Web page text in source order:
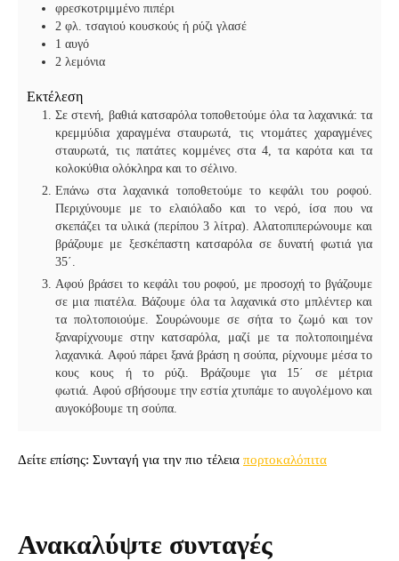
φρεσκοτριμμένο πιπέρι
2 φλ. τσαγιού κουσκούς ή ρύζι γλασέ
1 αυγό
2 λεμόνια
Εκτέλεση
Σε στενή, βαθιά κατσαρόλα τοποθετούμε όλα τα λαχανικά: τα
κρεμμύδια χαραγμένα σταυρωτά, τις ντομάτες χαραγμένες
σταυρωτά, τις πατάτες κομμένες στα 4, τα καρότα και τα
κολοκύθια ολόκληρα και το σέλινο.
Επάνω στα λαχανικά τοποθετούμε το κεφάλι του ροφού.
Περιχύνουμε με το ελαιόλαδο και το νερό, ίσα που να
σκεπάζει τα υλικά (περίπου 3 λίτρα). Αλατοπιπερώνουμε και
βράζουμε με ξεσκέπαστη κατσαρόλα σε δυνατή φωτιά για
35΄.
Αφού βράσει το κεφάλι του ροφού, με προσοχή το βγάζουμε
σε μια πιατέλα. Βάζουμε όλα τα λαχανικά στο μπλέντερ και
τα πολτοποιούμε. Σουρώνουμε σε σήτα το ζωμό και τον
ξαναρίχνουμε στην κατσαρόλα, μαζί με τα πολτοποιημένα
λαχανικά. Αφού πάρει ξανά βράση η σούπα, ρίχνουμε μέσα το
κους κους ή το ρύζι. Βράζουμε για 15΄ σε μέτρια
φωτιά. Αφού σβήσουμε την εστία χτυπάμε το αυγολέμονο και
αυγοκόβουμε τη σούπα.
Δείτε επίσης: Συνταγή για την πιο τέλεια πορτοκαλόπιτα
Ανακαλύψτε συνταγές